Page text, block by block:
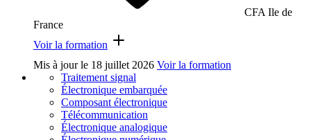
CFA Ile de
France
Voir la formation
Mis à jour le 18 juillet 2026 Voir la formation
Traitement signal
Électronique embarquée
Composant électronique
Télécommunication
Électronique analogique